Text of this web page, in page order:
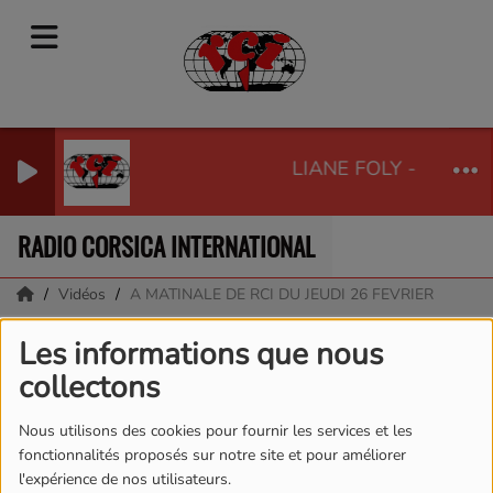
Les informations que nous
collectons
Nous utilisons des cookies pour fournir les services et les
fonctionnalités proposés sur notre site et pour améliorer
l'expérience de nos utilisateurs.
LIANE FOLY - LA VIE
RADIO CORSICA INTERNATIONAL
Vidéos A MATINALE DE RCI DU JEUDI 26 FEVRIER
A MATINALE DE RCI DU
JEUDI 26 FEVRIER